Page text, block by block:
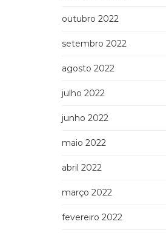
outubro 2022
setembro 2022
agosto 2022
julho 2022
junho 2022
maio 2022
abril 2022
março 2022
fevereiro 2022